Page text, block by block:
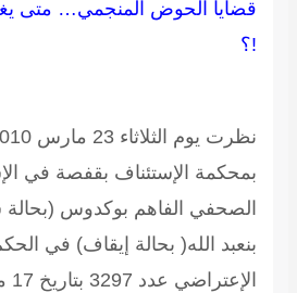
قضايا الحوض المنجمي… متى
!؟
بمحكمة الإستئناف بقفصة في
الصحفي الفاهم بوكدوس
بنعبد الله( بحالة إيقاف) في